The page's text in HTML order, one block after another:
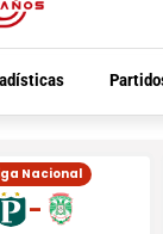
Nacional
-